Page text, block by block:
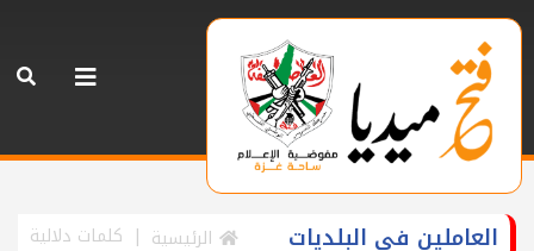
العاملين في البلديات الرئيسية كلمات دلالية